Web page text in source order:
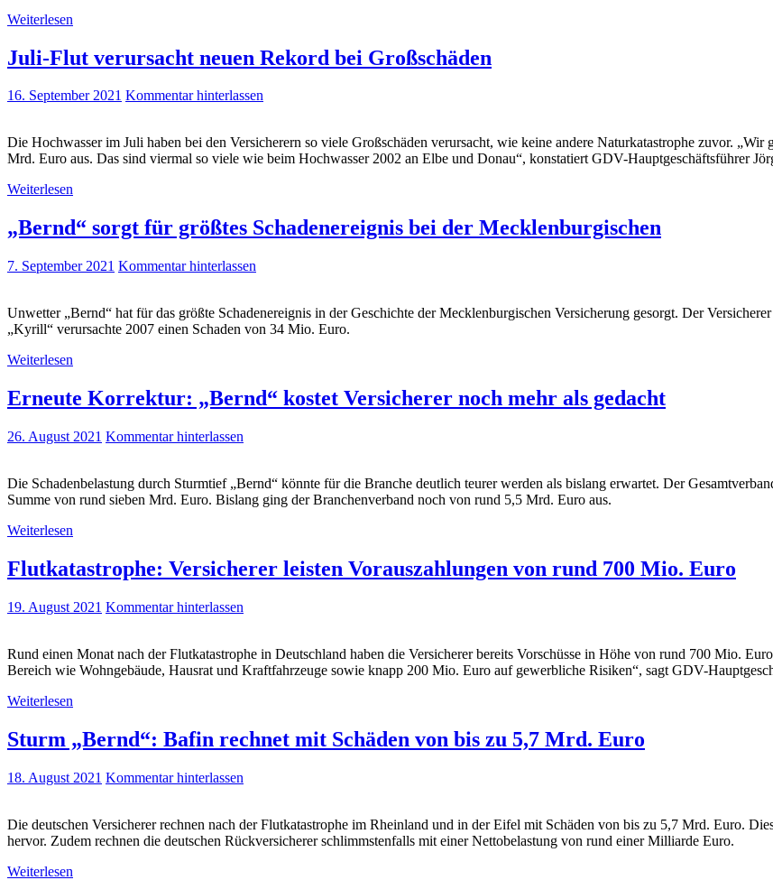
Weiterlesen
Juli-Flut verursacht neuen Rekord bei Großschäden
16. September 2021 Kommentar hinterlassen
Die Hochwasser im Juli haben bei den Versicherern so viele Großschäden verursacht, wie keine andere Naturkatastrophe zuvor.
Mrd. Euro aus. Das sind viermal so viele wie beim Hochwasser 2002 an Elbe und Donau“, konstatiert GDV-Hauptgeschäftsführer
Weiterlesen
„Bernd“ sorgt für größtes Schadenereignis bei der Mecklenburgischen
7. September 2021 Kommentar hinterlassen
Unwetter „Bernd“ hat für das größte Schadenereignis in der Geschichte der Mecklenburgischen Versicherung gesorgt. Der
„Kyrill“ verursachte 2007 einen Schaden von 34 Mio. Euro.
Weiterlesen
Erneute Korrektur: „Bernd“ kostet Versicherer noch mehr als gedacht
26. August 2021 Kommentar hinterlassen
Die Schadenbelastung durch Sturmtief „Bernd“ könnte für die Branche deutlich teurer werden als bislang erwartet. Der
Summe von rund sieben Mrd. Euro. Bislang ging der Branchenverband noch von rund 5,5 Mrd. Euro aus.
Weiterlesen
Flutkatastrophe: Versicherer leisten Vorauszahlungen von rund 700 Mio. Euro
19. August 2021 Kommentar hinterlassen
Rund einen Monat nach der Flutkatastrophe in Deutschland haben die Versicherer bereits Vorschüsse in Höhe von rund 700 Mio.
Bereich wie Wohngebäude, Hausrat und Kraftfahrzeuge sowie knapp 200 Mio. Euro auf gewerbliche Risiken“, sagt GDV-
Weiterlesen
Sturm „Bernd“: Bafin rechnet mit Schäden von bis zu 5,7 Mrd. Euro
18. August 2021 Kommentar hinterlassen
Die deutschen Versicherer rechnen nach der Flutkatastrophe im Rheinland und in der Eifel mit Schäden von bis zu 5,7 Mrd. Euro.
hervor. Zudem rechnen die deutschen Rückversicherer schlimmstenfalls mit einer Nettobelastung von rund einer Milliarde Euro.
Weiterlesen